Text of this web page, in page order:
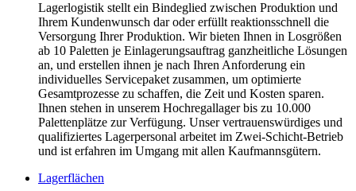
Lagerlogistik stellt ein Bindeglied zwischen Produktion und
Ihrem Kundenwunsch dar oder erfüllt reaktionsschnell die
Versorgung Ihrer Produktion. Wir bieten Ihnen in Losgrößen
ab 10 Paletten je Einlagerungsauftrag ganzheitliche Lösungen
an, und erstellen ihnen je nach Ihren Anforderung ein
individuelles Servicepaket zusammen, um optimierte
Gesamtprozesse zu schaffen, die Zeit und Kosten sparen.
Ihnen stehen in unserem Hochregallager bis zu 10.000
Palettenplätze zur Verfügung. Unser vertrauenswürdiges und
qualifiziertes Lagerpersonal arbeitet im Zwei-Schicht-Betrieb
und ist erfahren im Umgang mit allen Kaufmannsgütern.
Lagerflächen